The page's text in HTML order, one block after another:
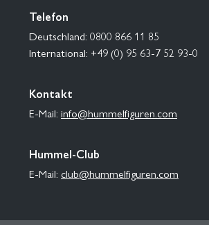
Telefon
Deutschland: 0800 866 11 85
International: +49 (0) 95 63-7 52 93-0
Kontakt
E-Mail: info@hummelfiguren.com
Hummel-Club
E-Mail: club@hummelfiguren.com